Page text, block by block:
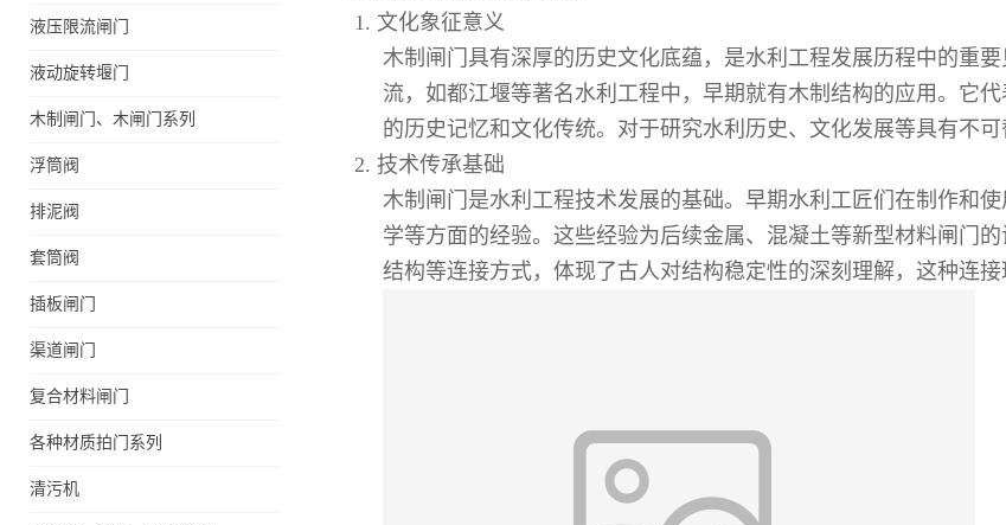
液压限流闸门
液动旋转堰门
木制闸门、木闸门系列
浮筒阀
排泥阀
套筒阀
插板闸门
渠道闸门
复合材料闸门
各种材质拍门系列
清污机
1. 文化象征意义
木制闸门具有深厚的历史文化底蕴，是水利工程发展历程中的重
流，如都江堰等著名水利工程中，早期就有木制结构的应用。它
的历史记忆和文化传统。对于研究水利历史、文化发展等具有不
2. 技术传承基础
木制闸门是水利工程技术发展的基础。早期水利工匠们在制作和
学等方面的经验。这些经验为后续金属、混凝土等新型材料闸门
结构等连接方式，体现了古人对结构稳定性的深刻理解，这种连